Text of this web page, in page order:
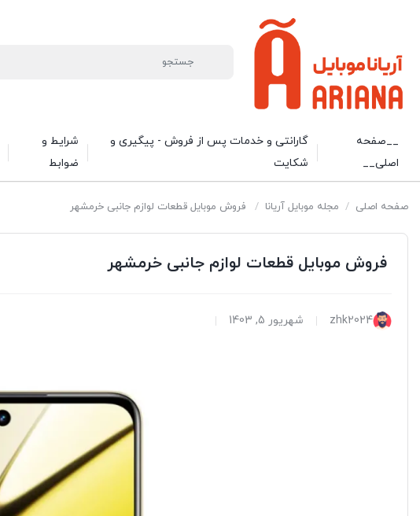
__صفحه
اصلی__
گارانتی و خدمات پس از فروش - پیگیری و
شکایت
شرایط و
ضوابط
صفحه اصلی / مجله موبایل آریانا / فروش موبایل قطعات لوازم جانبی خرمشهر
فروش موبایل قطعات لوازم جانبی خرمشهر
zhk2024 شهریور 5, 1403